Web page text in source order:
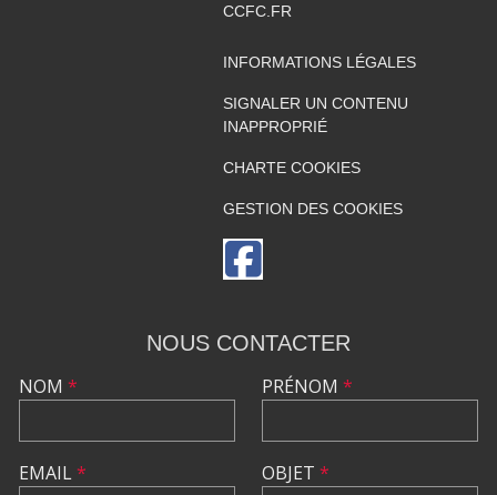
CCFC.FR
INFORMATIONS LÉGALES
SIGNALER UN CONTENU
INAPPROPRIÉ
CHARTE COOKIES
GESTION DES COOKIES
NOUS CONTACTER
NOM *
EMAIL*
PRÉNOM *
OBJET *